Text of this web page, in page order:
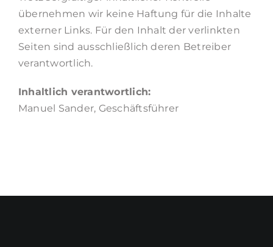
übernehmen wir keine Haftung für die Inhalte
externer Links. Für den Inhalt der verlinkten
Seiten sind ausschließlich deren Betreiber
verantwortlich.
Inhaltlich verantwortlich:
Manuel Sander, Geschäftsführer